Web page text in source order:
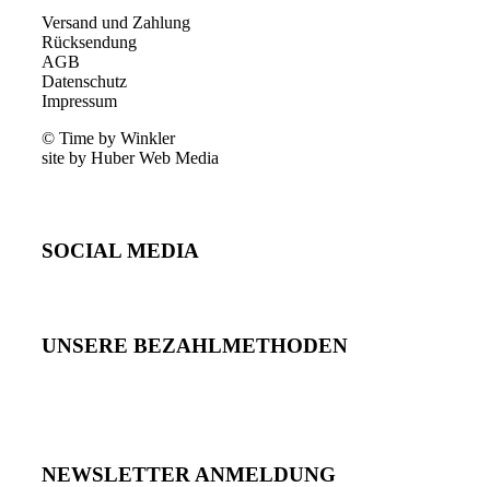
Versand und Zahlung
Rücksendung
AGB
Datenschutz
Impressum
© Time by Winkler
site by Huber Web Media
SOCIAL MEDIA
UNSERE BEZAHLMETHODEN
NEWSLETTER ANMELDUNG